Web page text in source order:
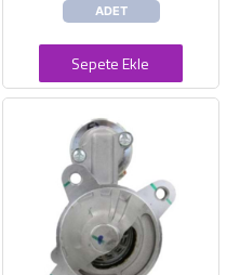
ADET
Sepete Ekle